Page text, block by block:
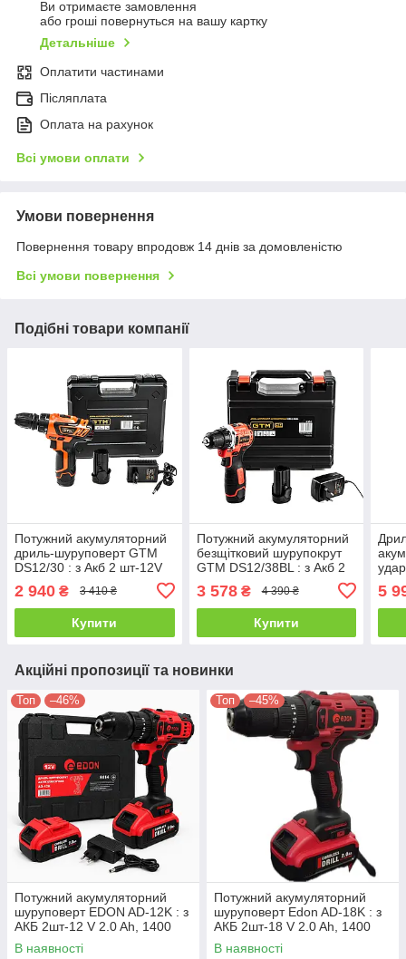
Ви отримаєте замовлення
або гроші повернуться на вашу картку
Детальніше
Оплатити частинами
Післяплата
Оплата на рахунок
Всі умови оплати
Умови повернення
Повернення товару впродовж 14 днів за домовленістю
Всі умови повернення
Подібні товари компанії
Потужний акумуляторний
дриль-шуруповерт GTM
DS12/30 : з Акб 2 шт-12V
1.5 Ah, 1400 об/хв, 30 Нм,
щітковий
2 940 ₴ 3 410 ₴
Купити
Потужний акумуляторний
безщітковий шурупокрут
GTM DS12/38BL : з Акб 2
шт-12V 2.0 Ah, 1400 об/хв,
30 Нм
3 578₴ 4 390 ₴
Купити
18 В
5
Акційні пропозиції та новинки
Топ –46%
Потужний акумуляторний
шуруповерт EDON AD-12K : з
АКБ 2шт-12 V 2.0 Ah, 1400
об/хв, Нм 30, патрон 10 мм
В наявності
Топ –45%
Потужний акумуляторний
шуруповерт Edon AD-18K : з
АКБ 2шт-18 V 2.0 Ah, 1400
об/хв, Нм 30, патрон 10 мм
В наявності